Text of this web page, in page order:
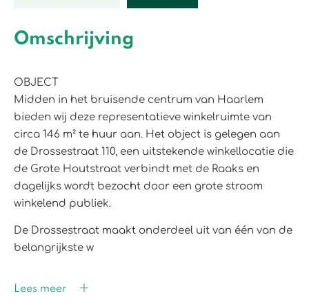
Omschrijving
OBJECT
Midden in het bruisende centrum van Haarlem
bieden wij deze representatieve winkelruimte van
circa 146 m² te huur aan. Het object is gelegen aan
de Drossestraat 110, een uitstekende winkellocatie die
de Grote Houtstraat verbindt met de Raaks en
dagelijks wordt bezocht door een grote stroom
winkelend publiek.
De Drossestraat maakt onderdeel uit van één van de
belangrijkste w
Lees meer